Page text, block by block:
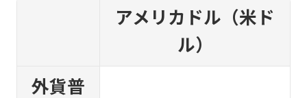
アメリカドル（米ド
ル）
外貨普